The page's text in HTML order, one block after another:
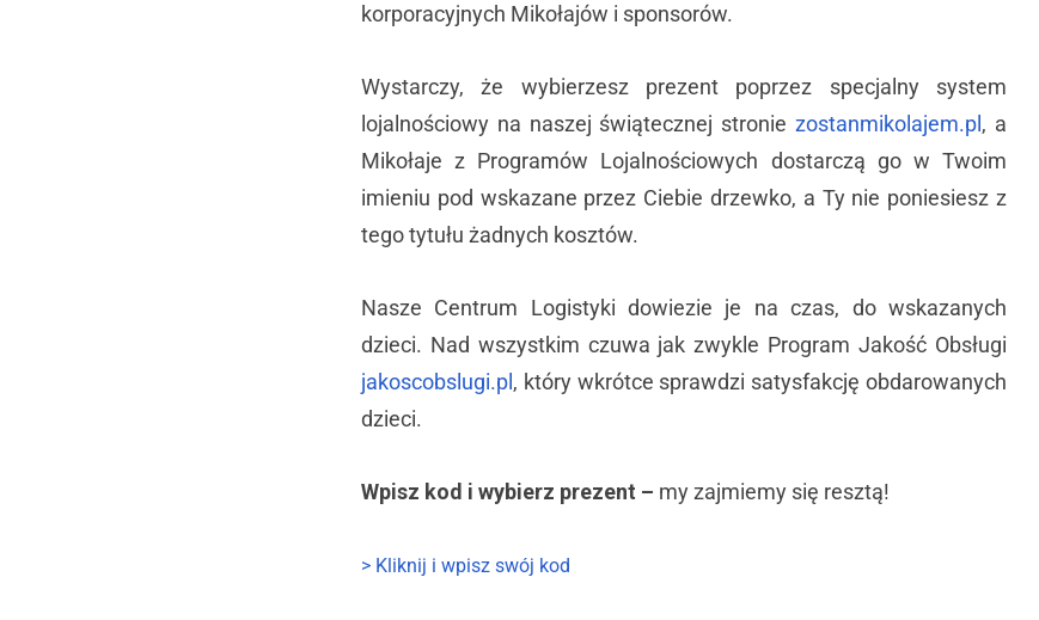
korporacyjnych Mikołajów i sponsorów.
Wystarczy, że wybierzesz prezent poprzez specjalny system
lojalnościowy na naszej świątecznej stroniezostanmikolajem.pl , a
Mikołaje z Programów Lojalnościowych dostarczą go w Twoim
imieniu pod wskazane przez Ciebie drzewko, a Ty nie poniesiesz z
tego tytułu żadnych kosztów.
Nasze Centrum Logistyki dowiezie je na czas, do wskazanych
dzieci. Nad wszystkim czuwa jak zwykle Program Jakość Obsługi
jakoscobslugi.pl , który wkrótce sprawdzi satysfakcję obdarowanych
dzieci.
Wpisz kod i wybierz prezent – my zajmiemy się resztą!
> Kliknij i wpisz swój kod